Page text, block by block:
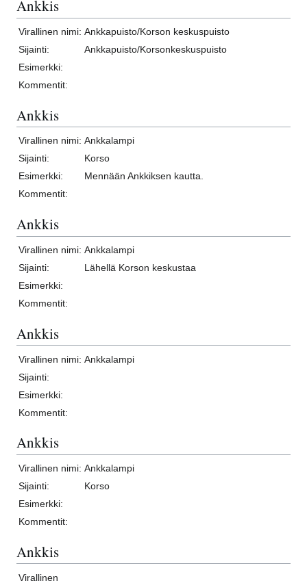
Ankkis
Virallinen nimi: Ankkapuisto/Korson keskuspuisto
Sijainti:
Ankkapuisto/Korsonkeskuspuisto
Esimerkki:
Kommentit:
Ankkis
Virallinen nimi: Ankkalampi
Sijainti:
Korso
Esimerkki:
Mennään Ankkiksen kautta.
Kommentit:
Ankkis
Virallinen nimi: Ankkalampi
Sijainti:
Lähellä Korson keskustaa
Esimerkki:
Kommentit:
Ankkis
Virallinen nimi: Ankkalampi
Sijainti:
Esimerkki:
Kommentit:
Ankkis
Virallinen nimi: Ankkalampi
Sijainti:
Korso
Esimerkki:
Kommentit:
Ankkis
Virallinen